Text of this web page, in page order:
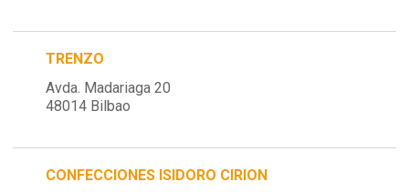
TRENZO
Avda. Madariaga 20
48014 Bilbao
CONFECCIONES ISIDORO CIRION